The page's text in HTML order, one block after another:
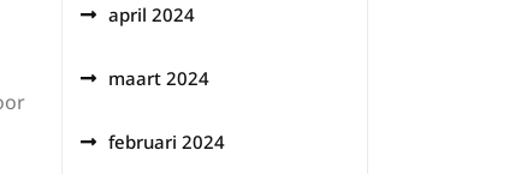
april 2024
maart 2024
februari 2024